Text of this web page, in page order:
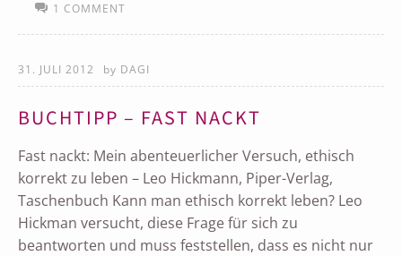
1 COMMENT
31. JULI 2012 by DAGI
BUCHTIPP – FAST NACKT
Fast nackt: Mein abenteuerlicher Versuch, ethisch
korrekt zu leben – Leo Hickmann, Piper-Verlag,
Taschenbuch Kann man ethisch korrekt leben? Leo
Hickman versucht, diese Frage für sich zu
beantworten und muss feststellen, dass es nicht nur